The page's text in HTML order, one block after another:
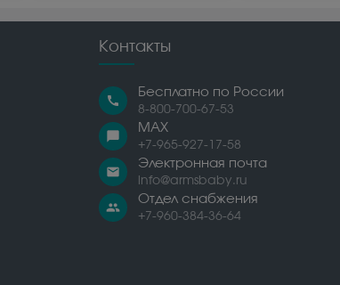
Контакты
call
Бесплатно по России
8-800-700-67-53
chat_bubble
MAX
+7-965-927-17-58
email
Электронная почта
info@armsbaby.ru
people
Отдел снабжения
+7-960-384-36-64